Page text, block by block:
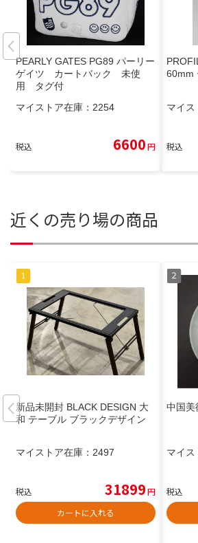
PEARLY GATES PG89 パーリー
ゲイツ カートバック 未使
用 タグ付
マイストア在庫： 2254
税込 6600円
60mm
マイス
税込
近くの売り場の商品
新品未開封 BLACK DESIGN 大
和 テーブル ブラックデザイン
マイストア在庫： 2497
税込 31899円
カートに入れる
中国美
マイス
税込